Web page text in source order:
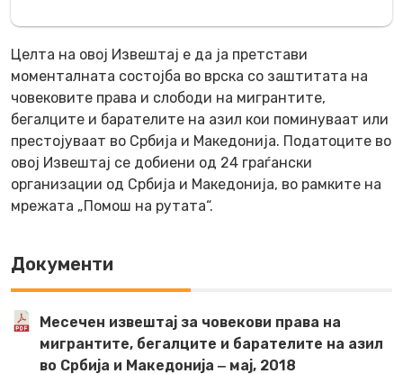
Целта на овој Извештај е да ја претстави
моменталната состојба во врска со заштитата на
човековите права и слободи на мигрантите,
бегалците и барателите на азил кои поминуваат или
престојуваат во Србија и Македонија. Податоците во
овој Извештај се добиени од 24 граѓански
организации од Србија и Македонија, во рамките на
мрежата „Помош на рутата“.
Документи
Месечен извештај за човекови права на
мигрантите, бегалците и барателите на азил
во Србија и Македонија ‒ мај, 2018